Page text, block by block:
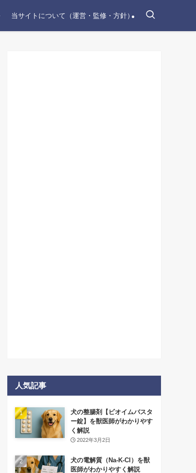
当サイトについて（運営・監修・方針）
人気記事
犬の整腸剤【ビオイムバスタ
ー錠】を獣医師がわかりやす
く解説
2022年3月2日
犬の電解質（Na-K-Cl）を獣
医師がわかりやすく解説